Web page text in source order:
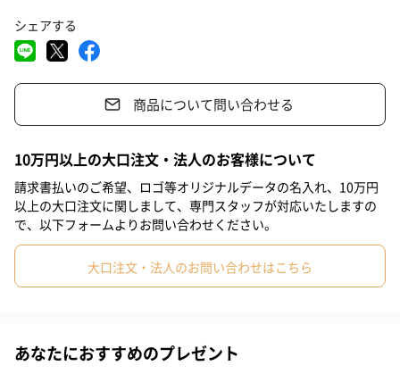
選べる4種のカラー
ちゅるんとふっくら色めくベビーピンク。
理想の“赤ちゃんほっぺ”を自身の頬に。
02 Relaxy Coral
じんわり幸せが滲み出すロージーコーラル。
キュートな発色で無垢な素肌美をもたらす。
03 Own Intention
#彼女 #同僚女性
#女性 #女友達
#60代
シェアする
商品について問い合わせる
10万円以上の大口注文・法人のお客様について
請求書払いのご希望、ロゴ等オリジナルデータの名入れ、10万円
以上の大口注文に関しまして、専門スタッフが対応いたしますの
で、以下フォームよりお問い合わせください。
大口注文・法人のお問い合わせはこちら
あなたにおすすめのプレゼント